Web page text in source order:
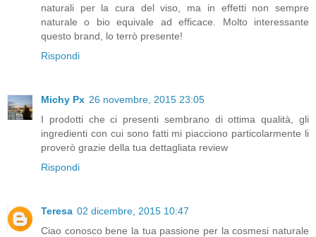
naturali per la cura del viso, ma in effetti non sempre
naturale o bio equivale ad efficace. Molto interessante
questo brand, lo terrò presente!
Rispondi
Michy Px 26 novembre, 2015 23:05
I prodotti che ci presenti sembrano di ottima qualità, gli
ingredienti con cui sono fatti mi piacciono particolarmente li
proverò grazie della tua dettagliata review
Rispondi
Teresa 02 dicembre, 2015 10:47
Ciao conosco bene la tua passione per la cosmesi naturale